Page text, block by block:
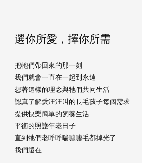
選你所愛，擇你所需
把牠們帶回來的那一刻
我們就會一直在一起到永遠
想著這樣的理念與牠們共同生活
認真了解愛汪汪叫的長毛孩子每個需求
提供快樂簡單的飼養生活
平衡的照護年老日子
直到牠們老呼呼喘噓噓毛都掉光了
我們還在